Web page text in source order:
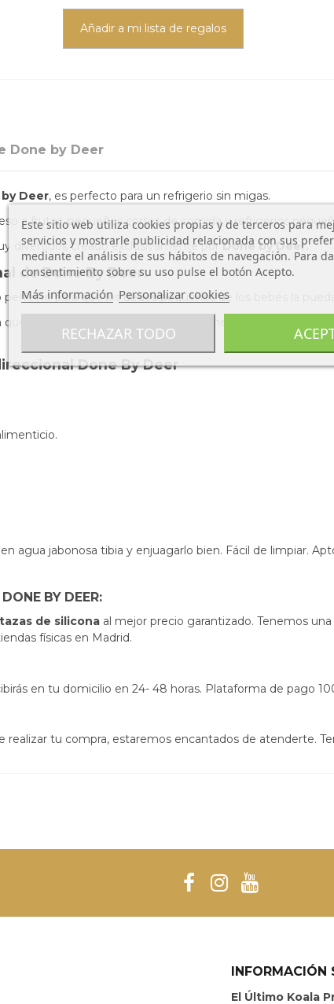
Añadir a mi lista de regalos
Done by Deer
Deer, es perfecto para un refrigerio sin migas.
a frutas, pequeños cortes de comida y refrigerios
divertidos creado exclusivamente porDone by Deer.
de Done By Deer:
para que los dedos pequeños de los bebés la
incluso si la taza se vuelca mantiene el refrigerio dentro.
Done By Deer
agua jabonosa tibia y enjuagarlo bien. Fácil de limpiar. A
BY DEER:
de silicona al mejor precio garantizado. Tenemos
físicas en Madrid.
en tu domicilio en 24- 48 horas. Plataforma de pago
realizar tu compra, estaremos encantados de atenderte.
El Último Koala
Este sitio web utiliza cookies propias y de terceros para
servicios y mostrarle publicidad relacionada con sus
mediante el análisis de sus hábitos de navegación. Para
consentimiento sobre su uso pulse el botón Acepto.
Más información Personalizar cookies
RECHAZAR TODO